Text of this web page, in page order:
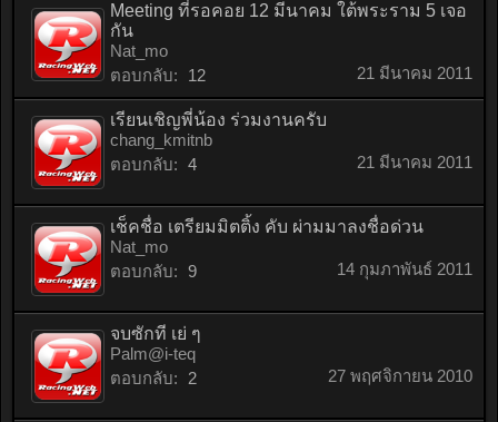
Meeting ที่รอคอย 12 มีนาคม ใต้พระราม 5 เจอ
กัน
Nat_mo
ตอบกลับ:
12 21 มีนาคม 2011
เรียนเชิญพี่น้อง ร่วมงานครับ
chang_kmitnb
ตอบกลับ: 4 21 มีนาคม 2011
เช็คชื่อ เตรียมมิตติ้ง คับ ผ่ามมาลงชื่อด่วน
Nat_mo
ตอบกลับ: 9 14 กุมภาพันธ์ 2011
จบซักที เย่ ๆ
Palm@i-teq
ตอบกลับ:
2 27 พฤศจิกายน 2010